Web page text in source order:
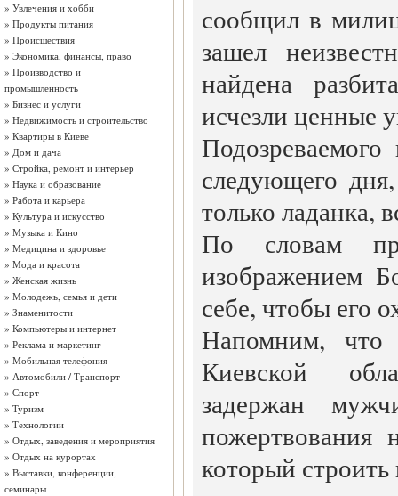
» Увлечения и хобби
» Продукты питания
» Происшествия
» Экономика, финансы, право
» Производство и
промышленность
» Бизнес и услуги
» Недвижимость и строительство
» Квартиры в Киеве
» Дом и дача
» Стройка, ремонт и интерьер
» Наука и образование
» Работа и карьера
» Культура и искусство
» Музыка и Кино
» Медицина и здоровье
» Мода и красота
» Женская жизнь
» Молодежь, семья и дети
» Знаменитости
» Компьютеры и интернет
» Реклама и маркетинг
» Мобильная телефония
» Автомобили / Транспорт
» Спорт
» Туризм
» Технологии
» Отдых, заведения и мероприятия
» Отдых на курортах
» Выставки, конференции,
семинары
сообщил в
зашел
найдена
исчезли ценные
следующего
только ладанка,
По словам
изображением
себе, чтобы его
Напомним,
Киевской
задержан
пожертвования
который